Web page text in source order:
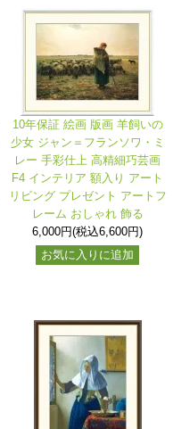
10年保証 絵画 版画 羊飼いの
少女 ジャン＝フランソワ・ミ
レー 手彩仕上 高精細巧芸画
F4 インテリア 額入り アート
リビング プレゼント アートフ
レーム おしゃれ 飾る
6,000円(税込6,600円)
お気に入りに追加